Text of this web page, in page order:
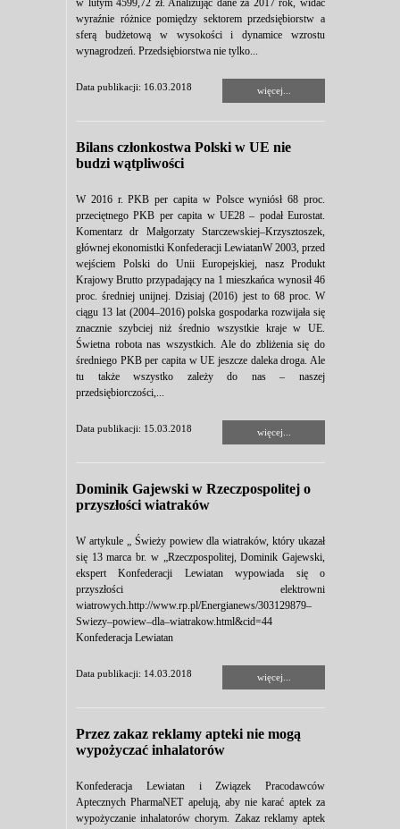
w lutym 4599,72 zł. Analizując dane za 2017 rok, widać
wyraźnie różnice pomiędzy sektorem przedsiębiorstw a
sferą budżetową w wysokości i dynamice wzrostu
wynagrodzeń. Przedsiębiorstwa nie tylko...
Data publikacji: 16.03.2018 więcej...
Bilans członkostwa Polski w UE nie
budzi wątpliwości
W 2016 r. PKB per capita w Polsce wyniósł 68 proc.
przeciętnego PKB per capita w UE28 – podał Eurostat.
Komentarz dr Małgorzaty Starczewskiej–Krzysztoszek,
głównej ekonomistki Konfederacji LewiatanW 2003, przed
wejściem Polski do Unii Europejskiej, nasz Produkt
Krajowy Brutto przypadający na 1 mieszkańca wynosił 46
proc. średniej unijnej. Dzisiaj (2016) jest to 68 proc. W
ciągu 13 lat (2004–2016) polska gospodarka rozwijała się
znacznie szybciej niż średnio wszystkie kraje w UE.
Świetna robota nas wszystkich. Ale do zbliżenia się do
średniego PKB per capita w UE jeszcze daleka droga. Ale
tu także wszystko zależy do nas – naszej
przedsiębiorczości,...
Data publikacji: 15.03.2018 więcej...
Dominik Gajewski w Rzeczpospolitej o
przyszłości wiatraków
W artykule „ Świeży powiew dla wiatraków, który ukazał
się 13 marca br. w „Rzeczpospolitej, Dominik Gajewski,
ekspert Konfederacji Lewiatan wypowiada się o
przyszłości elektrowni
wiatrowych.http://www.rp.pl/Energianews/303129879–
Swiezy–powiew–dla–wiatrakow.html&cid=44
Konfederacja Lewiatan
Data publikacji: 14.03.2018 więcej...
Przez zakaz reklamy apteki nie mogą
wypożyczać inhalatorów
Konfederacja Lewiatan i Związek Pracodawców
Aptecznych PharmaNET apelują, aby nie karać aptek za
wypożyczanie inhalatorów chorym. Zakaz reklamy aptek